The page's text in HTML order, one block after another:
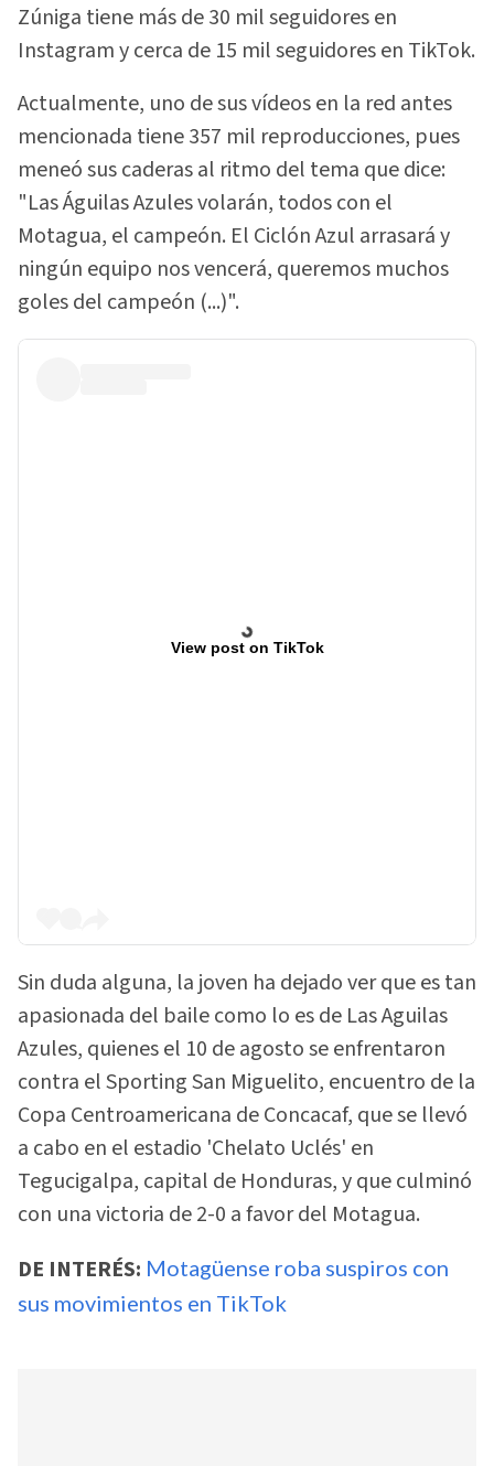
Zúniga tiene más de 30 mil seguidores en
Instagram y cerca de 15 mil seguidores en TikTok.
Actualmente, uno de sus vídeos en la red antes
mencionada tiene 357 mil reproducciones, pues
meneó sus caderas al ritmo del tema que dice:
"Las Águilas Azules volarán, todos con el
Motagua, el campeón. El Ciclón Azul arrasará y
ningún equipo nos vencerá, queremos muchos
goles del campeón (...)".
View post on TikTok
Sin duda alguna, la joven ha dejado ver que es tan
apasionada del baile como lo es de Las Aguilas
Azules, quienes el 10 de agosto se enfrentaron
contra el Sporting San Miguelito, encuentro de la
Copa Centroamericana de Concacaf, que se llevó
a cabo en el estadio 'Chelato Uclés' en
Tegucigalpa, capital de Honduras, y que culminó
con una victoria de 2-0 a favor del Motagua.
DE INTERÉS: Motagüense roba suspiros con
sus movimientos en TikTok